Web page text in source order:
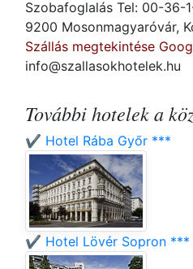
Szobafoglalás Tel: 00-36-
9200 Mosonmagyaróvár,
Szállás megtekintése
info@szallasokhotelek.hu
További hotelek a
✔️ Hotel Rába Győr ***
✔️ Hotel Lövér Sopron ***